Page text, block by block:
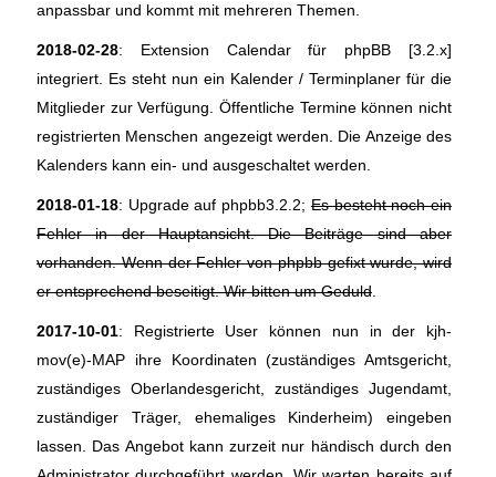
anpassbar und kommt mit mehreren Themen.
2018-02-28: Extension Calendar für phpBB [3.2.x]
integriert. Es steht nun ein Kalender / Terminplaner für die
Mitglieder zur Verfügung. Öffentliche Termine können nicht
registrierten Menschen angezeigt werden. Die Anzeige des
Kalenders kann ein- und ausgeschaltet werden.
2018-01-18: Upgrade auf phpbb3.2.2;Es besteht noch ein
Fehler in der Hauptansicht. Die Beiträge sind aber
vorhanden. Wenn der Fehler von phpbb gefixt wurde, wird
er entsprechend beseitigt. Wir bitten um Geduld.
2017-10-01: Registrierte User können nun in der kjh-
mov(e)-MAP ihre Koordinaten (zuständiges Amtsgericht,
zuständiges Oberlandesgericht, zuständiges Jugendamt,
zuständiger Träger, ehemaliges Kinderheim) eingeben
lassen. Das Angebot kann zurzeit nur händisch durch den